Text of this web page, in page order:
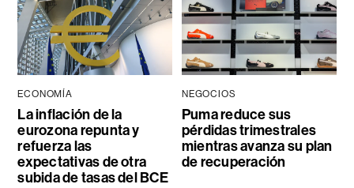
ECONOMÍA
La inflación de la
eurozona repunta y
refuerza las
expectativas de otra
subida de tasas del BCE
NEGOCIOS
Puma reduce sus
pérdidas trimestrales
mientras avanza su plan
de recuperación